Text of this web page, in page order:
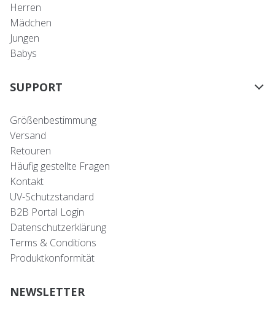
Herren
Mädchen
Jungen
Babys
SUPPORT
Größenbestimmung
Versand
Retouren
Häufig gestellte Fragen
Kontakt
UV-Schutzstandard
B2B Portal Login
Datenschutzerklärung
Terms & Conditions
Produktkonformität
NEWSLETTER